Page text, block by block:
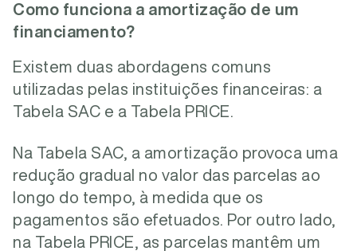
Como funciona a amortização de um
financiamento?
Existem duas abordagens comuns
utilizadas pelas instituições financeiras: a
Tabela SAC e a Tabela PRICE.
Na Tabela SAC, a amortização provoca uma
redução gradual no valor das parcelas ao
longo do tempo, à medida que os
pagamentos são efetuados. Por outro lado,
na Tabela PRICE, as parcelas mantêm um